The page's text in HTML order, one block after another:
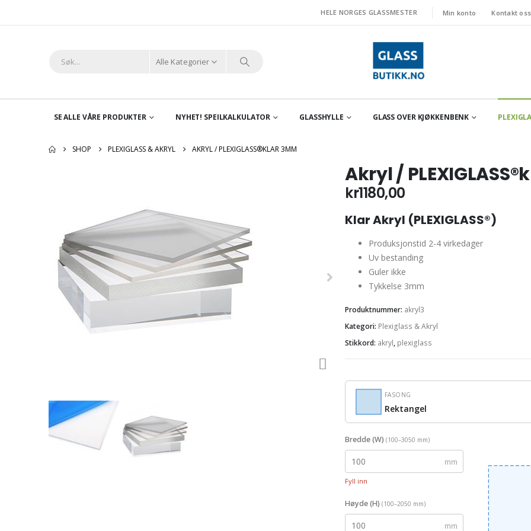
HELE NORGES GLASSMESTER Min konto Kontakt oss
Alle Kategorier
SE ALLE VÅRE PRODUKTER NYHET! SPEILKALKULATOR GLASSHYLLE GLASS OVER KJØKKENBENK
SHOP PLEXIGLASS & AKRYL AKRYL / PLEXIGLASS®KLAR 3MM
Akryl /
kr1180,00
Klar Akryl (PLEXIGLASS®)
Produksjonstid 2-4 virkedager
Uv bestanding
Guler ikke
Tykkelse 3mm
Produktnummer: akryl3
Kategori: Plexiglass & Akryl
Stikkord: akryl, plexiglass
FASONG
Rektangel
Bredde (W) (100–3050 mm)
mm
Fyll inn
Høyde (H) (100–2050 mm)
mm